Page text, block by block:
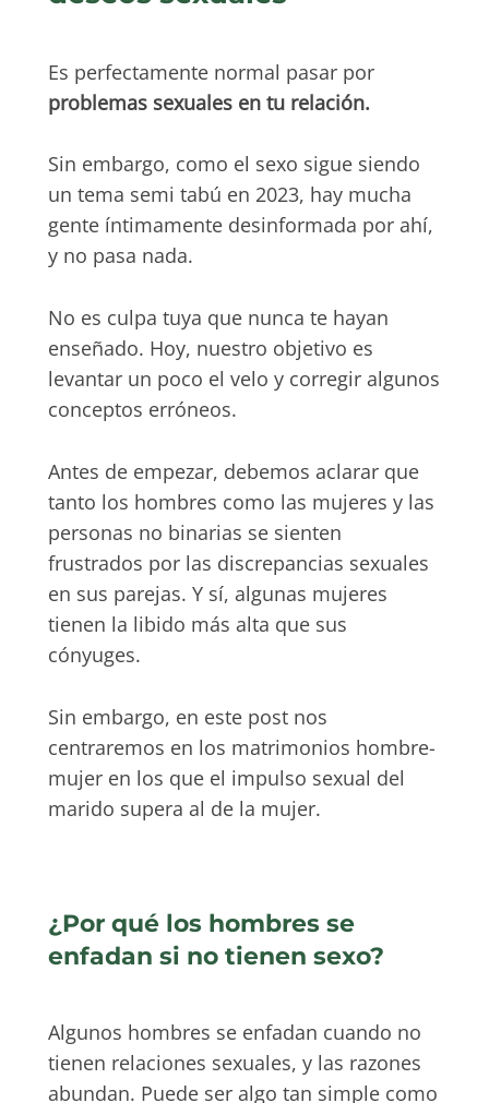
Es perfectamente normal pasar por
problemas sexuales en tu relación.
Sin embargo, como el sexo sigue siendo
un tema semi tabú en 2023, hay mucha
gente íntimamente desinformada por ahí,
y no pasa nada.
No es culpa tuya que nunca te hayan
enseñado. Hoy, nuestro objetivo es
levantar un poco el velo y corregir algunos
conceptos erróneos.
Antes de empezar, debemos aclarar que
tanto los hombres como las mujeres y las
personas no binarias se sienten
frustrados por las discrepancias sexuales
en sus parejas. Y sí, algunas mujeres
tienen la libido más alta que sus
cónyuges.
Sin embargo, en este post nos
centraremos en los matrimonios hombre-
mujer en los que el impulso sexual del
marido supera al de la mujer.
¿Por qué los hombres se
enfadan si no tienen sexo?
Algunos hombres se enfadan cuando no
tienen relaciones sexuales, y las razones
abundan. Puede ser algo tan simple como